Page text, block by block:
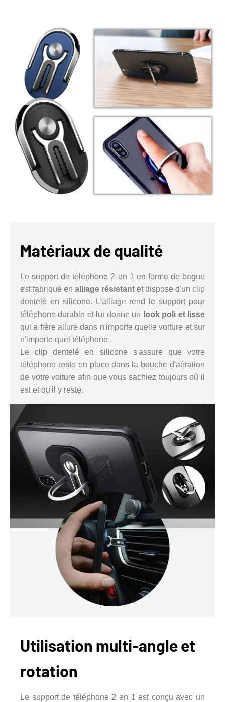
Matériaux de qualité
Le support de téléphone 2 en 1 en forme de bague
est fabriqué en alliage résistant et dispose d'un clip
dentelé en silicone. L'alliage rend le support pour
téléphone durable et lui donne un look poli et lisse
qui a fière allure dans n'importe quelle voiture et sur
n'importe quel téléphone.
Le clip dentelé en silicone s'assure que votre
téléphone reste en place dans la bouche d'aération
de votre voiture afin que vous sachiez toujours où il
est et qu'il y reste.
Utilisation multi-angle et
rotation
Le support de téléphone 2 en 1 est conçu avec un